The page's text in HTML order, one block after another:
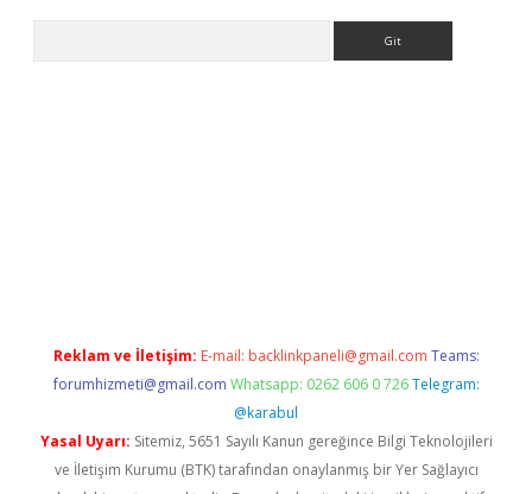
Reklam ve İletişim: E-mail: backlinkpaneli@gmail.com Teams:
forumhizmeti@gmail.com Whatsapp: 0262 606 0 726 Telegram:
@karabul
Yasal Uyarı: Sitemiz, 5651 Sayılı Kanun gereğince Bilgi Teknolojileri
ve İletişim Kurumu (BTK) tarafından onaylanmış bir Yer Sağlayıcı